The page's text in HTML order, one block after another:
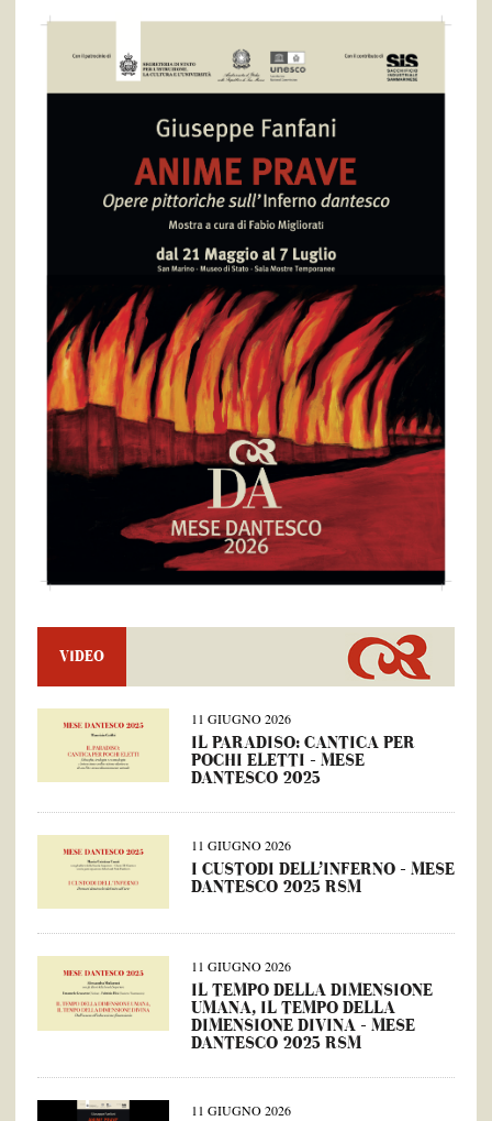
VIDEO
11 GIUGNO 2026
IL PARADISO: CANTICA PER
POCHI ELETTI – MESE
DANTESCO 2025
11 GIUGNO 2026
I CUSTODI DELL’INFERNO – MESE
DANTESCO 2025 RSM
11 GIUGNO 2026
IL TEMPO DELLA DIMENSIONE
UMANA, IL TEMPO DELLA
DIMENSIONE DIVINA – MESE
DANTESCO 2025 RSM
11 GIUGNO 2026